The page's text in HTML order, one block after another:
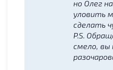
но Олег
уловить
сделать
P.S.
смело, вы